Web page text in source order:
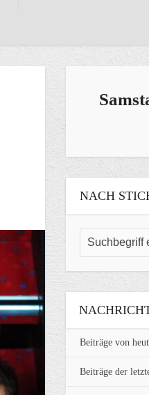
NACH
Beiträge von
Beiträge der